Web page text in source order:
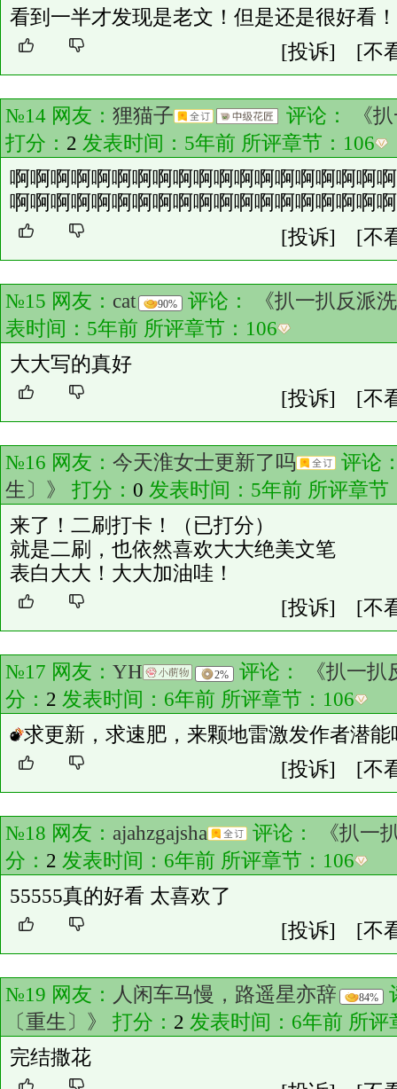
看到一半才发现是老文！但是还是很好看
[投诉]
[不
№14 网友： 狸猫子 评论：
《
打分： 2 发表时间：5年前 所评章节： 106
啊啊啊啊啊啊啊啊啊啊啊啊啊啊啊啊啊啊
啊啊啊啊啊啊啊啊啊啊啊啊啊啊啊啊啊啊
[投诉]
[不
№15 网友： cat 90% 评论：
《扒一扒反派
表时间：5年前 所评章节： 106
大大写的真好
[投诉]
[不
№16 网友： 今天淮女士更新了吗
评论
生〕》
打分： 0 发表时间：5年前 所评章节
来了！二刷打卡！（已打分）
就是二刷，也依然喜欢大大绝美文笔
表白大大！大大加油哇！
[投诉]
[不
№17 网友： YH 2% 评论：
《扒一
分： 2 发表时间：6年前 所评章节： 106
求更新，求速肥，来颗地雷激发作者潜能
[投诉]
[不
№18 网友： ajahzgajsha 评论：
《扒一
分： 2 发表时间：6年前 所评章节： 106
55555真的好看 太喜欢了
[投诉]
[不
№19 网友： 人闲车马慢，路遥星亦辞 84%
〔重生〕》
打分： 2 发表时间：6年前 所评
完结撒花